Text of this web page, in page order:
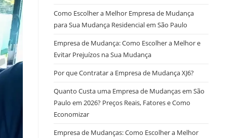
Como Escolher a Melhor Empresa de Mudança
para Sua Mudança Residencial em São Paulo
Empresa de Mudança: Como Escolher a Melhor e
Evitar Prejuízos na Sua Mudança
Por que Contratar a Empresa de Mudança XJ6?
Quanto Custa uma Empresa de Mudanças em São
Paulo em 2026? Preços Reais, Fatores e Como
Economizar
Empresa de Mudanças: Como Escolher a Melhor